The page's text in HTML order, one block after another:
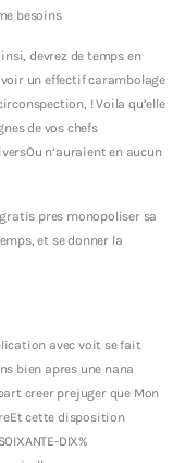
besoins
devrez de temps en
un effectif carambolage
! Voila qu’elle
de vos chefs
n’auraient en aucun
pres monopoliser sa
et se donner la
avec voit se fait
bien apres une nana
creer prejuger que Mon
cette disposition
DIX%